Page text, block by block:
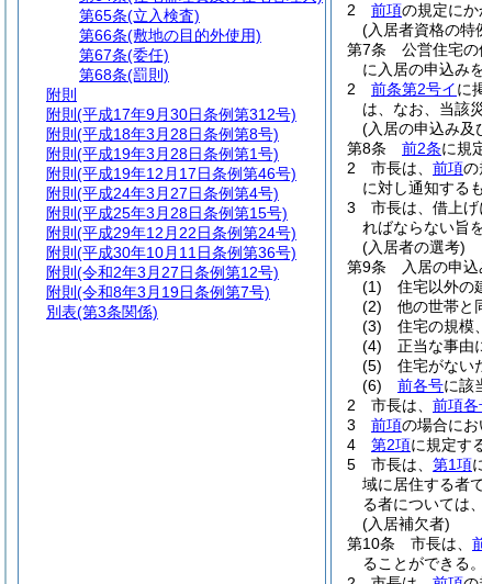
2
前項の規定に
(入居者資格の特
第7条
公営住宅
に入居の申込み
2
前条第2号イに
は、なお、当該
(入居の申込み及
第8条
前2条に規
2
市長は、 前項の
に対し通知する
3
市長は、借上
ればならない旨
(入居者の選考)
第9条
入居の申
(1)
住宅以外の
(2)
他の世帯と
(3)
住宅の規模
(4)
正当な事由
(5)
住宅がない
(6)
前各号に該
2
市長は、 前項各
3
前項の場合にお
4
第2項に規定す
5
市長は、 第1項
域に居住する者
る者については、
(入居補欠者)
第10条
市長は、
ることができる。
第65条(立入検査)
第66条(敷地の目的外使用)
第67条(委任)
第68条(罰則)
附則
附則 (平成17年9月30日条例第312号)
附則 (平成18年3月28日条例第8号)
附則 (平成19年3月28日条例第1号)
附則 (平成19年12月17日条例第46号)
附則 (平成24年3月27日条例第4号)
附則 (平成25年3月28日条例第15号)
附則 (平成29年12月22日条例第24号)
附則 (平成30年10月11日条例第36号)
附則 (令和2年3月27日条例第12号)
附則 (令和8年3月19日条例第7号)
別表(第3条関係)